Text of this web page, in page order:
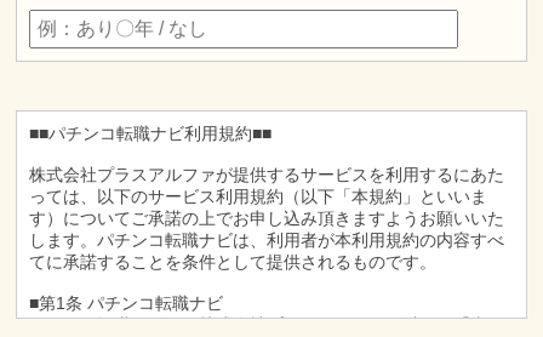
■■パチンコ転職ナビ利用規約■■
株式会社プラスアルファが提供するサービスを利用するにあた
っては、以下のサービス利用規約（以下「本規約」といいま
す）についてご承諾の上でお申し込み頂きますようお願いいた
します。パチンコ転職ナビは、利用者が本利用規約の内容すべ
てに承諾することを条件として提供されるものです。
■第1条 パチンコ転職ナビ
パチンコ転職ナビとは株式会社プラスアルファ（以下、「当